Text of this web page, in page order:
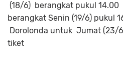
(18/6) berangkat pukul 14.00
berangkat Senin (19/6) pukul
Dorolonda untuk Jumat (23/
tiket